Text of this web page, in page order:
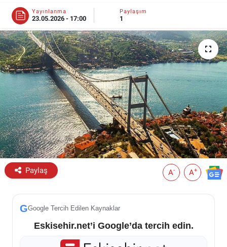
Yayınlanma
23.05.2026 - 17:00
Paylaşım
1
Paylaş A- A+
GGoogle Tercih Edilen Kaynaklar
Eskisehir.net’i Google’da tercih edin.
YEMEK
ESKİŞEHİR NÖBETÇİ ECZANELER
Eskişehir Haber İçerikleri
Eskişehir Hava Durumu
Eskişehir Tramvay Saatleri
Eskişehir Otobüs Saatleri
Haber Arşivi